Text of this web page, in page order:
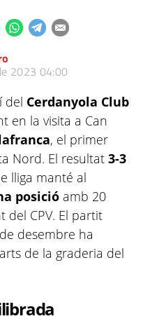
2023 04:00
del Cerdanyola Club
en la visita a Can
, el primer
Nord. El resultat 3-3
lliga manté al
posició amb 20
del CPV. El partit
desembre ha
de la graderia del